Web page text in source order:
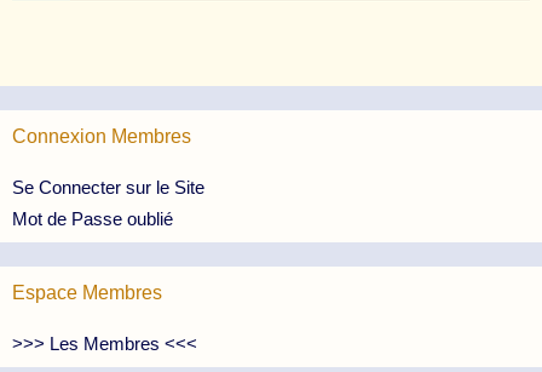
Connexion Membres
Se Connecter sur le Site
Mot de Passe oublié
Espace Membres
>>> Les Membres <<<